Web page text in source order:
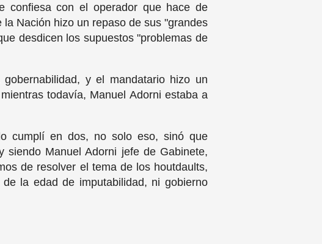
confiesa con el operador que hace de
Nación hizo un repaso de sus "grandes
desdicen los supuestos "problemas de
y el mandatario hizo un
todavía, Manuel Adorni estaba a
cumplí en dos, no solo eso, sinó que
Manuel Adorni jefe de Gabinete,
de resolver el tema de los houtdaults,
la edad de imputabilidad, ni gobierno